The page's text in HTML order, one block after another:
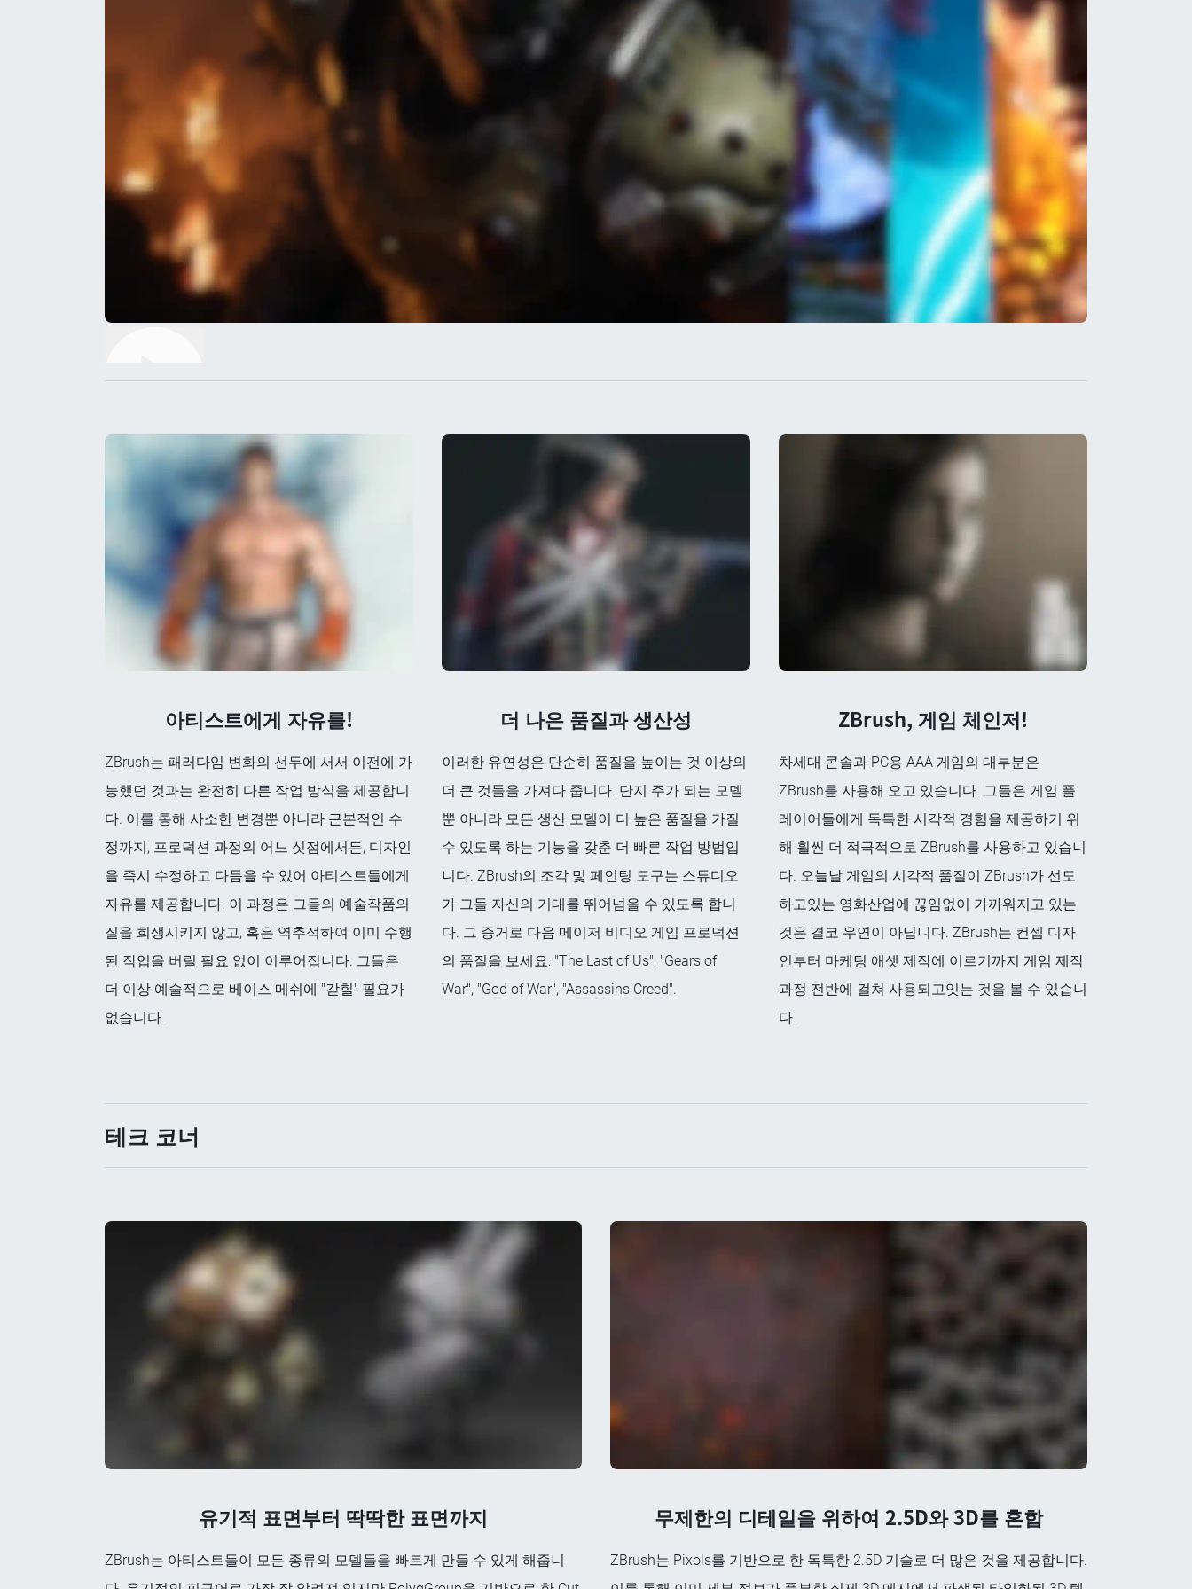
아티스트에게 자유를!
ZBrush는 패러다임 변화의 선두에 서서 이전에 가
능했던 것과는 완전히 다른 작업 방식을 제공합니
다. 이를 통해 사소한 변경뿐 아니라 근본적인 수
정까지, 프로덕션 과정의 어느 싯점에서든, 디자인
을 즉시 수정하고 다듬을 수 있어 아티스트들에게
자유를 제공합니다. 이 과정은 그들의 예술작품의
질을 희생시키지 않고, 혹은 역추적하여 이미 수행
된 작업을 버릴 필요 없이 이루어집니다. 그들은
더 이상 예술적으로 베이스 메쉬에 "갇힐" 필요가
없습니다.
더 나은 품질과 생산성
이러한 유연성은 단순히 품질을 높이는 것 이상의
더 큰 것들을 가져다 줍니다. 단지 주가 되는 모델
뿐 아니라 모든 생산 모델이 더 높은 품질을 가질
수 있도록 하는 기능을 갖춘 더 빠른 작업 방법입
니다. ZBrush의 조각 및 페인팅 도구는 스튜디오
가 그들 자신의 기대를 뛰어넘을 수 있도록 합니
다. 그 증거로 다음 메이저 비디오 게임 프로덕션
의 품질을 보세요: "The Last of Us", "Gears of
War", "God of War", "Assassins Creed".
ZBrush, 게임 체인저!
차세대 콘솔과 PC용 AAA 게임의 대부분은
ZBrush를 사용해 오고 있습니다. 그들은 게임 플
레이어들에게 독특한 시각적 경험을 제공하기 위
해 훨씬 더 적극적으로 ZBrush를 사용하고 있습니
다. 오늘날 게임의 시각적 품질이 ZBrush가 선도
하고있는 영화산업에 끊임없이 가까워지고 있는
것은 결코 우연이 아닙니다. ZBrush는 컨셉 디자
인부터 마케팅 애셋 제작에 이르기까지 게임 제작
과정 전반에 걸쳐 사용되고잇는 것을 볼 수 있습니
다.
테크 코너
유기적 표면부터 딱딱한 표면까지
ZBrush는 아티스트들이 모든 종류의 모델들을 빠르게 만들 수 있게 해줍니
무제한의 디테일을 위하여 2.5D와 3D를 혼합
ZBrush는 Pixols를 기반으로 한 독특한 2.5D 기술로 더 많은 것을 제공합니다.